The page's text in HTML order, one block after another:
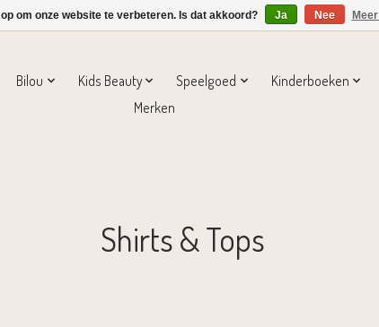
Bilou Kids Beauty Speelgoed Kinderboeken
Merken
Shirts & Tops
om onze website te verbeteren. Is dat akkoord? Ja Nee